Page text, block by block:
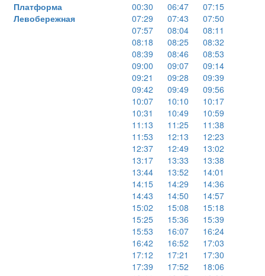
Платформа
Левобережная
00:30 06:47
07:15
07:29
07:43
07:50
07:57
08:04
08:11
08:18
08:25
08:32
08:39
08:46
08:53
09:00
09:07
09:14
09:21
09:28
09:39
09:42
09:49
09:56
10:07
10:10
10:17
10:31
10:49
10:59
11:13
11:25
11:38
11:53
12:13
12:23
12:37
12:49
13:02
13:17
13:33
13:38
13:44
13:52
14:01
14:15
14:29
14:36
14:43
14:50
14:57
15:02
15:08
15:18
15:25
15:36
15:39
15:53
16:07
16:24
16:42
16:52
17:03
17:12
17:21
17:30
17:39
17:52
18:06